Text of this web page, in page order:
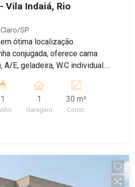
Vila Indaiá, Rio
SP
ótima localização.
conjugada, oferece cama
A/E, geladeira, W.C individual.
incluso. Energia a parte.
1 1
Garagem
30 m²
Const.